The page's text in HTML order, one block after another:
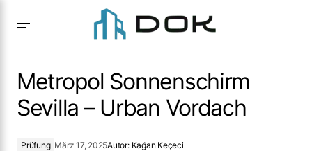
Metropol Sonnenschirm
Sevilla – Urban Vordach
Prüfung März 17, 2025Autor: Kağan Keçeci